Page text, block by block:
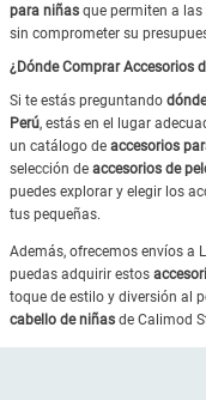
para niñas que permiten a
sin comprometer su
¿Dónde Comprar Accesorios
Si te estás preguntando
Perú, estás en el lugar
un catálogo de accesorios
selección de accesorios de
puedes explorar y elegir los
tus pequeñas.
Además, ofrecemos envíos a
puedas adquirir estos
toque de estilo y diversión al
cabello de niñas de Calimod